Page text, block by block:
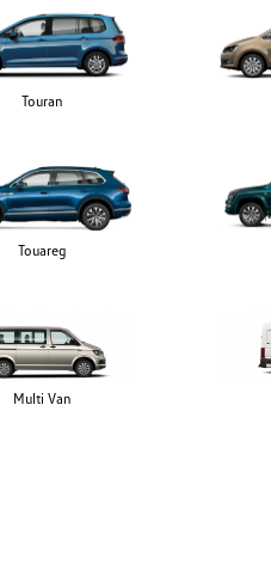
Touran
Touareg
Multi Van